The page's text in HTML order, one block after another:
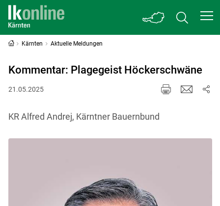
Kärnten Aktuelle Meldungen
Kommentar: Plagegeist Höckerschwäne
21.05.2025
KR Alfred Andrej, Kärntner Bauernbund